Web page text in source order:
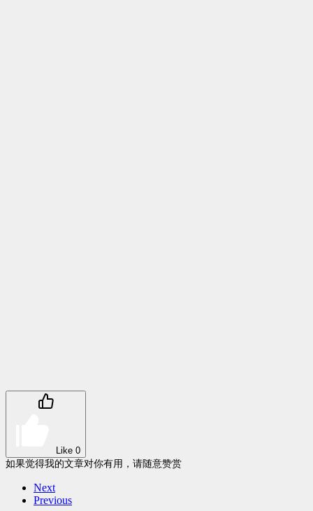
Like 0
如果觉得我的文章对你有用，请随意赞赏
Next
Previous